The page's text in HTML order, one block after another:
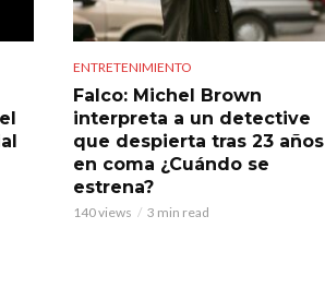
ENTRETENIMIENTO
Falco: Michel Brown
interpreta a un detective
que despierta tras 23 años
en coma ¿Cuándo se
estrena?
140 views 3 min read